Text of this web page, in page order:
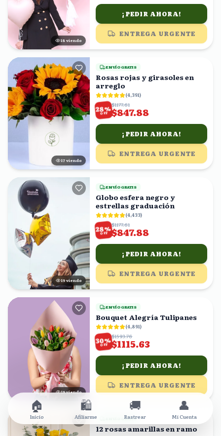
17 viendo
¡PEDIR AHORA!
ENTREGA URGENTE
17 viendo
ENVÍO GRATIS
Rosas rojas y girasoles en
arreglo
(4,391)
28%
OFF
$1177.61
$847.88
¡PEDIR AHORA!
ENTREGA URGENTE
18 viendo
ENVÍO GRATIS
Globo esfera negro y
estrellas graduación
(4,433)
28%
OFF
$1177.61
$847.88
¡PEDIR AHORA!
ENTREGA URGENTE
18viendo
ENVÍO GRATIS
Bouquet Alegría Tulipanes
(4,891)
30%
OFF
$1593.76
$1115.63
¡PEDIR AHORA!
ENTREGA URGENTE
ENVÍO GRATIS
12 rosas amarillas en ramo
🏠
Inicio
🛍️
Afiliarme
🚚
Rastrear
👤
Mi Cuenta